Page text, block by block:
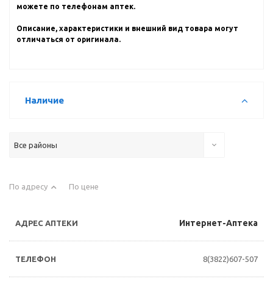
можете по телефонам аптек.
Описание, характеристики и внешний вид товара могут
отличаться от оригинала.
Наличие
Все районы
По адресу По цене
Интернет-Аптека
8(3822)607-507